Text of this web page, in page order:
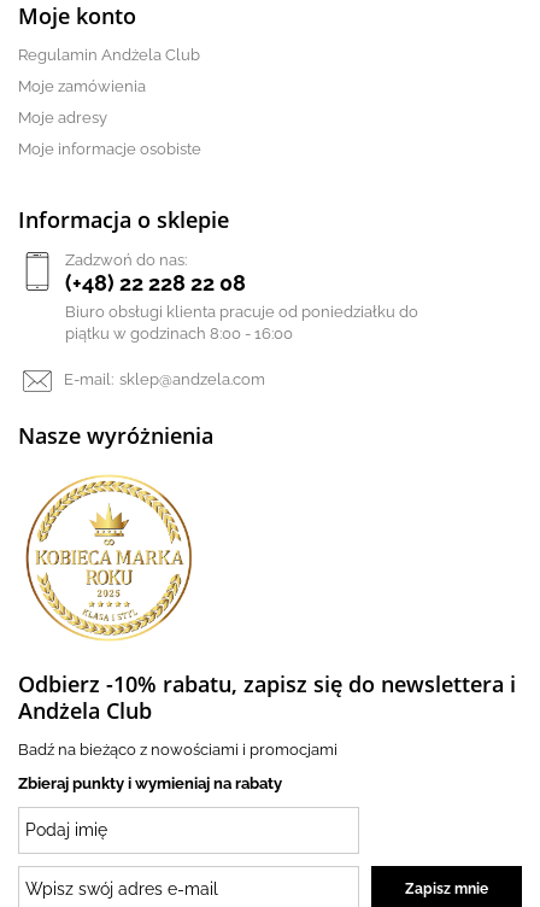
Moje konto
Regulamin Andżela Club
Moje zamówienia
Moje adresy
Moje informacje osobiste
Informacja o sklepie
Zadzwoń do nas:
(+48) 22 228 22 08
Biuro obsługi klienta pracuje od poniedziałku do
piątku w godzinach 8:00 - 16:00
E-mail: sklep@andzela.com
Nasze wyróżnienia
Odbierz -10% rabatu, zapisz się do newslettera i
Andżela Club
Badź na bieżąco z nowościami i promocjami
Zbieraj punkty i wymieniaj na rabaty